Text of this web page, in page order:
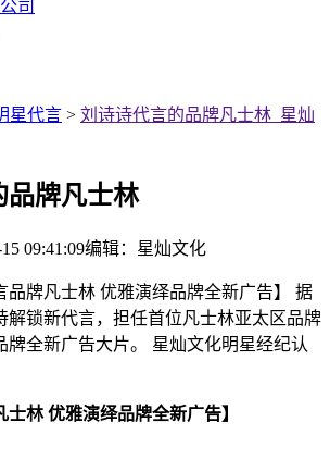
司
星代言 > 刘诗诗代言的品牌凡士林_星灿
品牌凡士林
09:41:09编辑：星灿文化
品牌凡士林 优雅演绎品牌全新广告】 据
解锁新代言，担任首位凡士林亚太区品牌
牌全新广告大片。 星灿文化明星经纪认
士林 优雅演绎品牌全新广告】